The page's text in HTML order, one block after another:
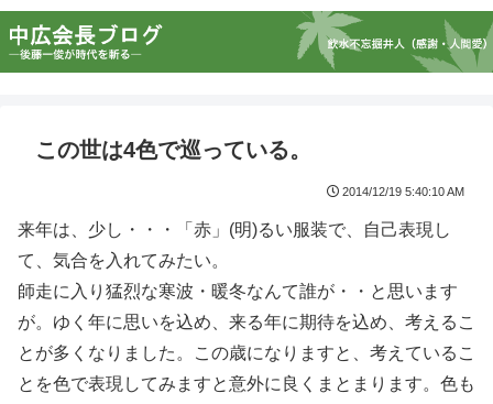
この世は4色で巡っている。
2014/12/19 5:40:10 AM
来年は、少し・・・「赤」(明)るい服装で、自己表現し
て、気合を入れてみたい。
師走に入り猛烈な寒波・暖冬なんて誰が・・と思います
が。ゆく年に思いを込め、来る年に期待を込め、考えるこ
とが多くなりました。この歳になりますと、考えているこ
とを色で表現してみますと意外に良くまとまります。色も